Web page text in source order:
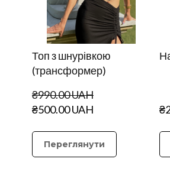
Топ з шнурівкою
(трансформер)
₴990.00 UAH
₴500.00 UAH
Переглянути